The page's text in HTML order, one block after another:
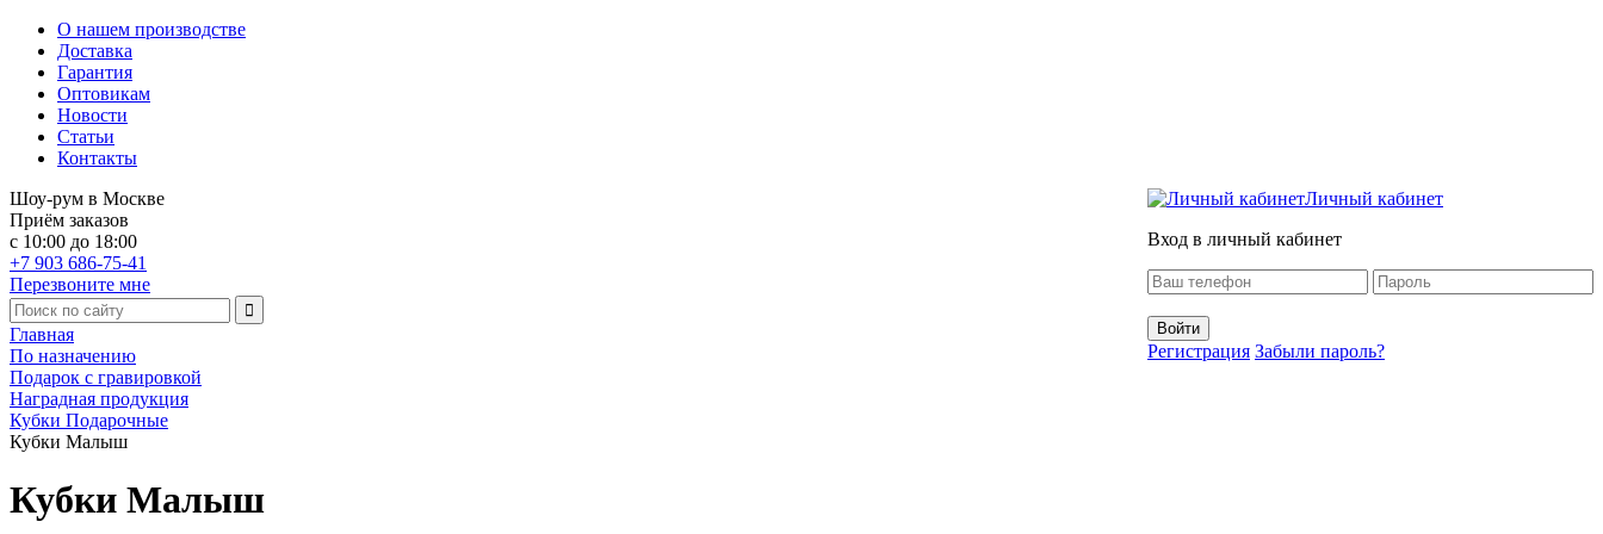
О нашем производстве
Доставка
Гарантия
Оптовикам
Новости
Статьи
Контакты
Личный кабинет
Вход в личный кабинет
Регистрация Забыли пароль?
Шоу-рум в Москве
Приём заказов
с 10:00 до 18:00
+7 903 686-75-41
Перезвоните мне
Главная
По назначению
Подарок с гравировкой
Наградная продукция
Кубки Подарочные
Кубки Малыш
Кубки Малыш